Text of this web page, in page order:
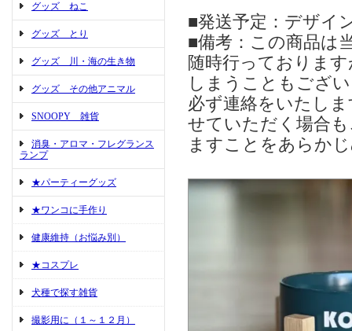
グッズ ねこ
グッズ とり
グッズ 川・海の生き物
グッズ その他アニマル
SNOOPY 雑貨
消臭・アロマ・フレグランス
ランプ
★パーティーグッズ
★ワンコに手作り
健康維持（お悩み別）
★コスプレ
犬種で探す雑貨
撮影用に（１～１２月）
■発送予定：デザイ
■備考：この商品は
随時行っておりま
しまうこともござ
必ず連絡をいたし
せていただく場合
ますことをあらか